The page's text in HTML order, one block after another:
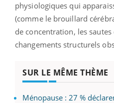
physiologiques qui
(comme le brouillard
de concentration, les
changements structurels
SUR LE MÊME THÈME
Ménopause : 27 %